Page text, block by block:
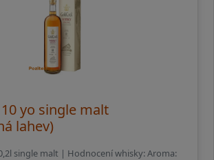
yo single malt
lahev)
single malt | Hodnocení whisky: Aroma: